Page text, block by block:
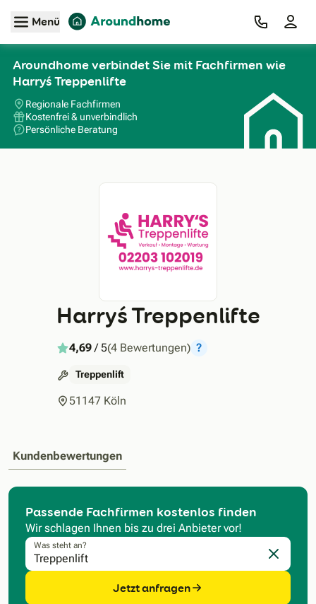
Zum Hauptinhalt
Menü
Aroundhome verbindet Sie mit Fachfirmen wie
Harry´s Treppenlifte
Regionale Fachfirmen
Kostenfrei & unverbindlich
Persönliche Beratung
Harry´s Treppenlifte
4,69/ 5(4 Bewertungen) ?
Treppenlift
51147 Köln
Kundenbewertungen
Passende Fachfirmen kostenlos finden
Wir schlagen Ihnen bis zu drei Anbieter vor!
Was steht an?
Eingabe
Jetzt anfragen